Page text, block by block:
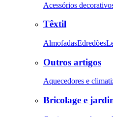
Acessórios
Têxtil
AlmofadasEdredões
Outros artigos
Aquecedores e
Bricolage e